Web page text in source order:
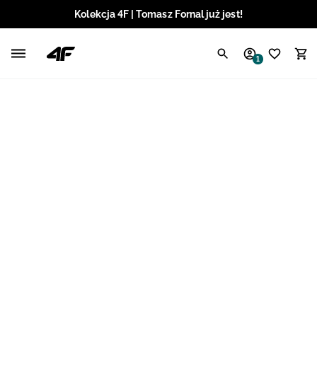
Kolekcja 4F | Tomasz Fornal już jest!
1